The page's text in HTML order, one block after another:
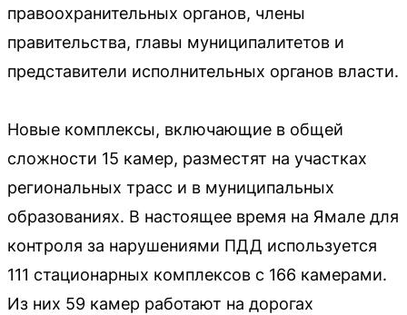
правоохранительных органов, члены
правительства, главы муниципалитетов и
представители исполнительных органов власти.
Новые комплексы, включающие в общей
сложности 15 камер, разместят на участках
региональных трасс и в муниципальных
образованиях. В настоящее время на Ямале для
контроля за нарушениями ПДД используется
111 стационарных комплексов с 166 камерами.
Из них 59 камер работают на дорогах